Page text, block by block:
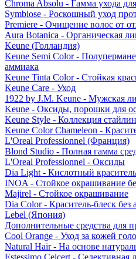
Chroma Absolu - Гамма ухода
Symbiose - Роскошный уход
Premiere - Очищение волос от
Aura Botanica - Органическая
Keune (Голландия)
Keune Semi Color -
аммиака
Keune Tinta Color - Стойкая
Keune Care - Уход
1922 by J.M. Keune - Мужская
Keune - Оксиды, порошки для
Keune Style - Коллекция
Keune Color Chameleon -
L'Oreal Professionnel (Франция)
Blond Studio - Полная гамма
L'Oreal Professionnel - Оксиды
Dia Light - Кислотный
INOA - Стойкое окрашивание
Majirel - Стойкое окрашивание
Dia Color - Краситель-блеск без
Lebel (Япония)
Дополнительные средства для
Cool Orange - Уход за кожей
Natural Hair - На основе
Estessimo Celcert - Селективная